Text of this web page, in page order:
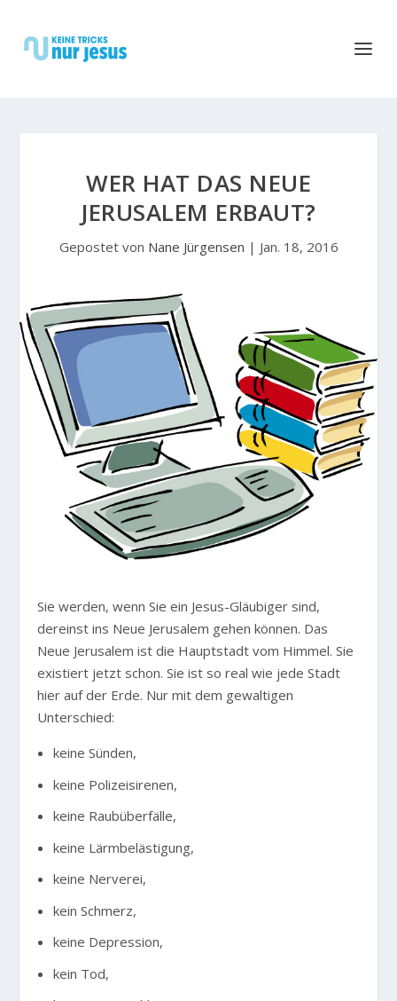
WER HAT DAS NEUE
JERUSALEM ERBAUT?
Gepostet von Nane Jürgensen | Jan. 18, 2016
Sie werden, wenn Sie ein Jesus-Gläubiger sind,
dereinst ins Neue Jerusalem gehen können. Das
Neue Jerusalem ist die Hauptstadt vom Himmel. Sie
existiert jetzt schon. Sie ist so real wie jede Stadt
hier auf der Erde. Nur mit dem gewaltigen
Unterschied:
keine Sünden,
keine Polizeisirenen,
keine Raubüberfälle,
keine Lärmbelästigung,
keine Nerverei,
kein Schmerz,
keine Depression,
kein Tod,